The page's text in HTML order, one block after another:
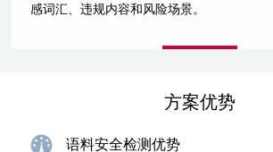
感词汇、违规内容和风险场景。
方案优势
语料安全检测优势